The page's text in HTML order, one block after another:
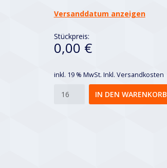
Versanddatum anzeigen
Stückpreis:
0,00 €
inkl. 19 % MwSt. Inkl. Versandkosten
Chess
IN DEN WARENKORB